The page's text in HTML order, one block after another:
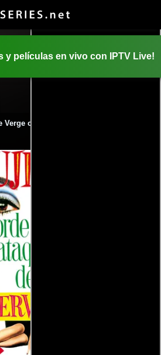
y películas en vivo con IPTV Live!
of a Nervous Breakdown (1988)